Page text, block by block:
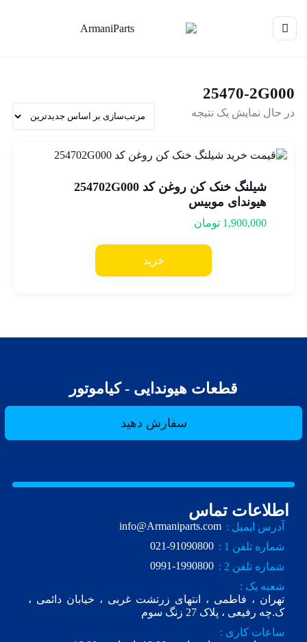
25470-2G000
در حال نمایش یک نتیجه
شیلنگ خنک کن روغن کد 254702G000
هیوندای موبیس
1,900,000 تومان
خرید
قطعات هیوندایی - کیاموتور
سفارش دهید
اطلاعات تماس
آدرس ایمیل : info@Armaniparts.com
شماره تلفن 1 :
021-91090800
شماره تلفن 2 :
0991-1990800
شعبه یک :
تهران ، فاطمی ، انتهای زرتشت غربی ، خیابان دائمی ،
ک.چه رفیعی ، پلاک 27 زنگ سوم
ساعات کاری :